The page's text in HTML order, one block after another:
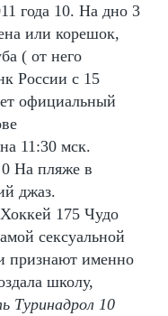
года 10. На дно 3
или корешок,
( от него
России с 15
официальный
11:30 мск.
На пляже в
джаз.
175 Чудо
сексуальной
признают именно
школу,
Туринадрол 10